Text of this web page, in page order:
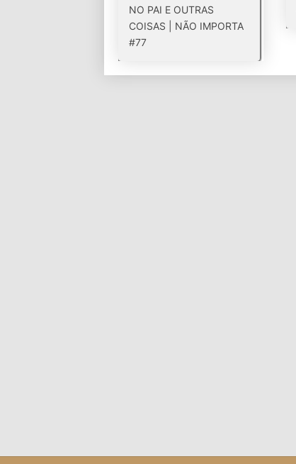
NO PAI E OUTRAS
COISAS | NÃO IMPORTA
#77